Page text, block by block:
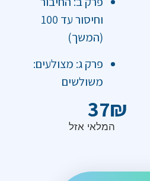
וחיסור עד 100
(המשך)
פרק ג: מצולעים:
משולשים
37₪
המלאי אזל